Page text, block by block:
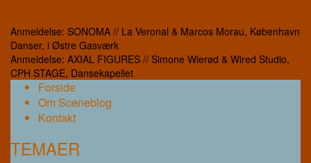
Indlægsnavigation
Anmeldelse: SONOMA // La Veronal & Marcos Morau, København
Danser, i Østre Gasværk
Anmeldelse: AXIAL FIGURES // Simone Wierød & Wired Studio,
CPH STAGE, Dansekapellet
Forside
Om Sceneblog
Kontakt
TEMAER